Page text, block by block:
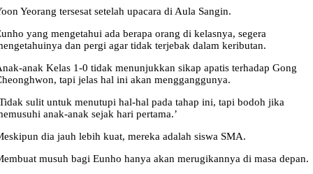
Yeorang tersesat setelah upacara di Aula Sangin.
yang mengetahui ada berapa orang di kelasnya, segera
dan pergi agar tidak terjebak dalam keributan.
anak Kelas 1-0 tidak menunjukkan sikap apatis terhadap Gong
tapi jelas hal ini akan mengganggunya.
sulit untuk menutupi hal-hal pada tahap ini, tapi bodoh jika
anak-anak sejak hari pertama.’
dia jauh lebih kuat, mereka adalah siswa SMA.
musuh bagi Eunho hanya akan merugikannya di masa depan.